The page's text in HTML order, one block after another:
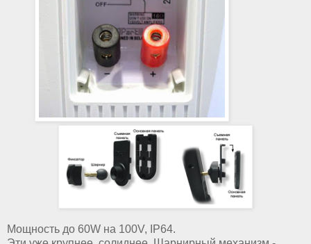
Мощность до 60W на 100V, IP64.